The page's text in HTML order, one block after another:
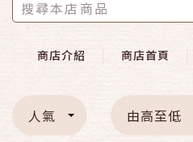
商店介紹 商店首頁
人氣 由高至低